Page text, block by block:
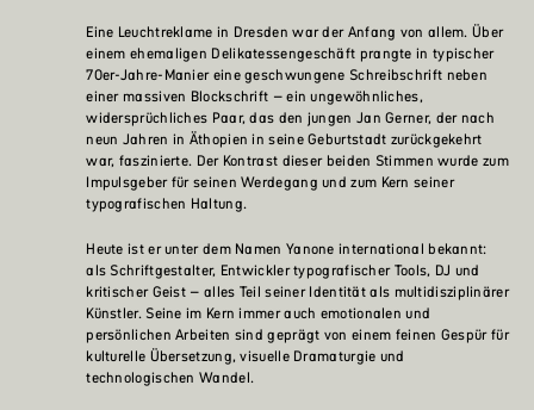
Eine Leuchtreklame in Dresden war der Anfang von allem. Über
einem ehemaligen Delikatessengeschäft prangte in typischer
70er-Jahre-Manier eine geschwungene Schreibschrift neben
einer massiven Blockschrift – ein ungewöhnliches,
widersprüchliches Paar, das den jungen Jan Gerner, der nach
neun Jahren in Äthopien in seine Geburtstadt zurückgekehrt
war, faszinierte. Der Kontrast dieser beiden Stimmen wurde zum
Impulsgeber für seinen Werdegang und zum Kern seiner
typografischen Haltung.
Heute ist er unter dem Namen Yanone international bekannt:
als Schriftgestalter, Entwickler typografischer Tools, DJ und
kritischer Geist – alles Teil seiner Identität als multidisziplinärer
Künstler. Seine im Kern immer auch emotionalen und
persönlichen Arbeiten sind geprägt von einem feinen Gespür für
kulturelle Übersetzung, visuelle Dramaturgie und
technologischen Wandel.